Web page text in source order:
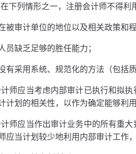
下列情形之一，注册会计师不得利
被审计单位的地位以及相关政策和
员缺乏足够的胜任能力；
有采用系统、规范化的方法（包括
师应当考虑内部审计已执行和拟
计划的相关性，以作为确定能够利
师应当作出审计业务中的所有重
应当计划较少地利用内部审计工作